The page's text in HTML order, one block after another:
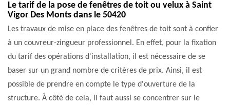
Le tarif de la pose de fenêtres de toit ou velux à Saint
Vigor Des Monts dans le 50420
Les travaux de mise en place des fenêtres de toit sont à confier
à un couvreur-zingueur professionnel. En effet, pour la fixation
du tarif des opérations d'installation, il est nécessaire de se
baser sur un grand nombre de critères de prix. Ainsi, il est
possible de prendre en compte le type d'ouverture de la
structure. À côté de cela, il faut aussi se concentrer sur le